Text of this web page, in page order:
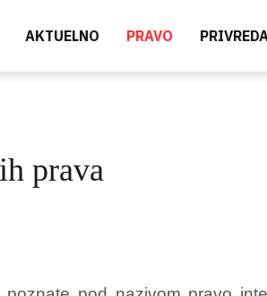
AKTUELNO PRAVO
prava